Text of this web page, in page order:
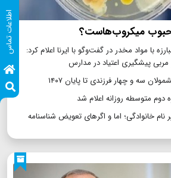
اطلاعات تماس میکروب‌هاست؟
با مواد مخدر در گفت‌وگو با ایرنا اعلام کرد:
سه و چهار فرزندی تا پایان ۱۴۰۷
دوم متوسطه روزانه اعلام شد
نام خانوادگی؛ اما و اگرهای تعویض شناسنامه